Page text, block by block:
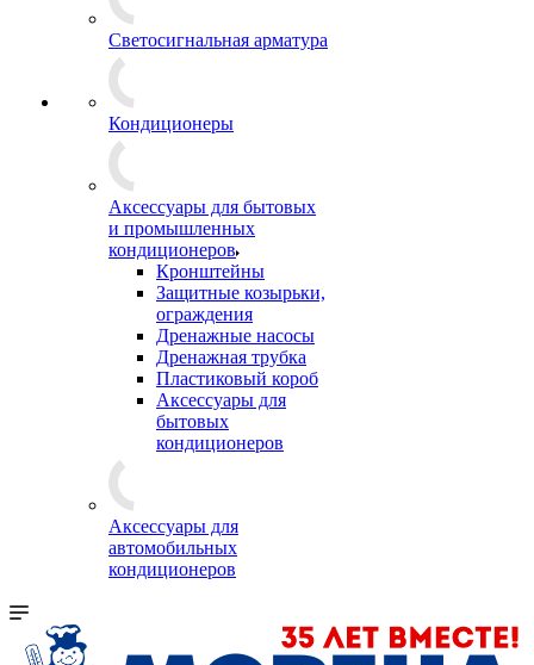
Светосигнальная арматура
Кондиционеры
Аксессуары для бытовых
и промышленных
кондиционеров
Кронштейны
Защитные козырьки,
ограждения
Дренажные насосы
Дренажная трубка
Пластиковый короб
Аксессуары для
бытовых
кондиционеров
Аксессуары для
автомобильных
кондиционеров